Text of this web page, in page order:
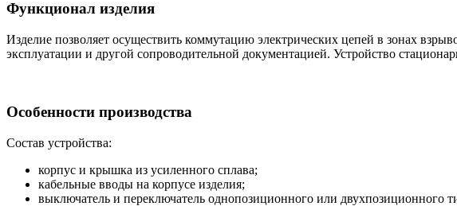
Функционал изделия
Изделие позволяет осуществить коммутацию электрических цепей в зонах
эксплуатации и другой сопроводительной документацией. Устройство
Особенности производства
Состав устройства:
корпус и крышка из усиленного сплава;
кабельные вводы на корпусе изделия;
выключатель и переключатель однопозиционного или двухпозиционного